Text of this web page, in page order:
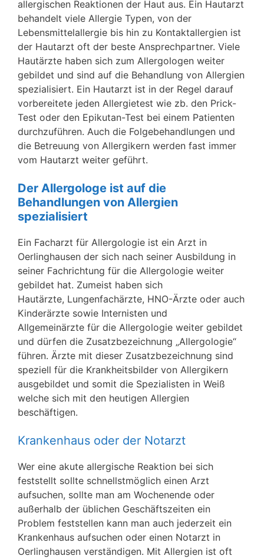
allergischen Reaktionen der Haut aus. Ein Hautarzt
behandelt viele Allergie Typen, von der
Lebensmittelallergie bis hin zu Kontaktallergien ist
der Hautarzt oft der beste Ansprechpartner. Viele
Hautärzte haben sich zum Allergologen weiter
gebildet und sind auf die Behandlung von Allergien
spezialisiert. Ein Hautarzt ist in der Regel darauf
vorbereitete jeden Allergietest wie zb. den Prick-
Test oder den Epikutan-Test bei einem Patienten
durchzuführen. Auch die Folgebehandlungen und
die Betreuung von Allergikern werden fast immer
vom Hautarzt weiter geführt.
Der Allergologe ist auf die
Behandlungen von Allergien
spezialisiert
Ein Facharzt für Allergologie ist ein Arzt in
Oerlinghausen der sich nach seiner Ausbildung in
seiner Fachrichtung für die Allergologie weiter
gebildet hat. Zumeist haben sich
Hautärzte, Lungenfachärzte, HNO-Ärzte oder auch
Kinderärzte sowie Internisten und
Allgemeinärzte für die Allergologie weiter gebildet
und dürfen die Zusatzbezeichnung „Allergologie“
führen. Ärzte mit dieser Zusatzbezeichnung sind
speziell für die Krankheitsbilder von Allergikern
ausgebildet und somit die Spezialisten in Weiß
welche sich mit den heutigen Allergien
beschäftigen.
Krankenhaus oder der Notarzt
Wer eine akute allergische Reaktion bei sich
feststellt sollte schnellstmöglich einen Arzt
aufsuchen, sollte man am Wochenende oder
außerhalb der üblichen Geschäftszeiten ein
Problem feststellen kann man auch jederzeit ein
Krankenhaus aufsuchen oder einen Notarzt in
Oerlinghausen verständigen. Mit Allergien ist oft